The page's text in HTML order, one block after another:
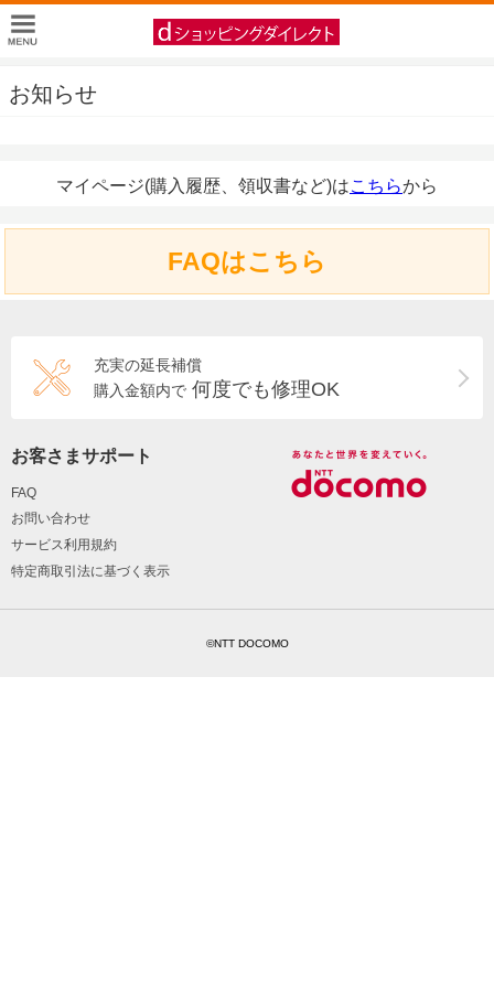
お知らせ
マイページ(購入履歴、領収書など)はこちらから
FAQはこちら
充実の延長補償
購入金額内で 何度でも修理OK
お客さまサポート
FAQ
お問い合わせ
サービス利用規約
特定商取引法に基づく表示
©NTT DOCOMO